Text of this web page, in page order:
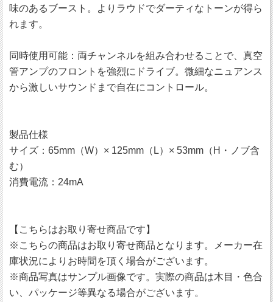
味のあるブースト。よりラウドでダーティなトーンが得ら
れます。
同時使用可能：両チャンネルを組み合わせることで、真空
管アンプのフロントを強烈にドライブ。微細なニュアンス
から激しいサウンドまで自在にコントロール。
製品仕様
サイズ：65mm（W）× 125mm（L）× 53mm（H・ノブ含
む）
消費電流：24mA
【こちらはお取り寄せ商品です】
※こちらの商品はお取り寄せ商品となります。メーカー在
庫状況によりお時間を頂く場合がございます。
※商品写真はサンプル画像です。実際の商品は木目・色合
い、パッケージ等異なる場合がございます。